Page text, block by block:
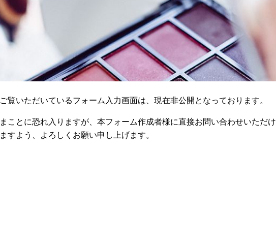
ご覧いただいているフォーム入力画面は、現在非公開となっております。
まことに恐れ入りますが、本フォーム作成者様に直接お問い合わせいただけ
ますよう、よろしくお願い申し上げます。